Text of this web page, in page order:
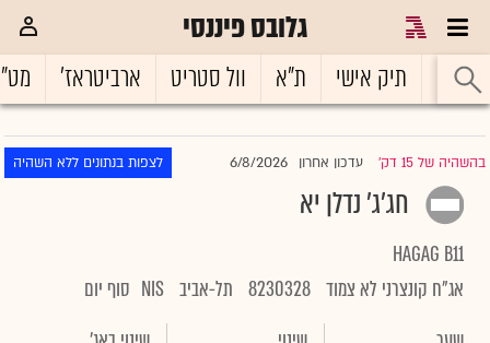
גלובס פיננסי
ראשי תיק אישי ת"א וול סטריט ארביטראז'
בהשהיה של 15 דק' |עדכון אחרון 6/8/2026 לצפות בנתונים ללא השהיה
חג'ג' נדלן יא
HAGAG B11
אג"ח קונצרני לא צמוד 8230328 תל-אביב NIS סוף יום